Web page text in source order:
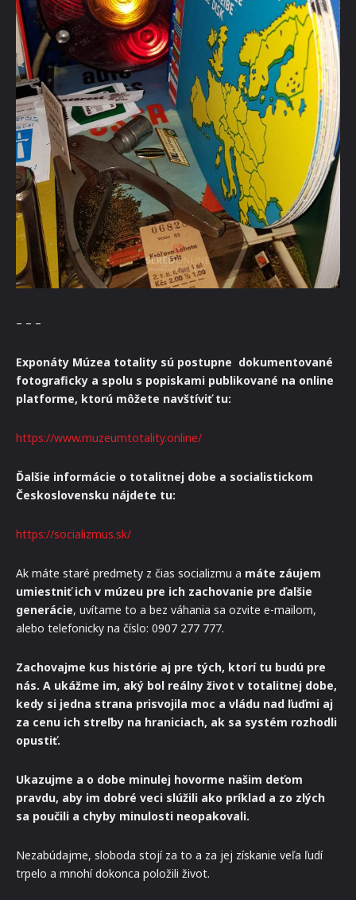
– – –
Exponáty Múzea totality sú postupne dokumentované
fotograficky a spolu s popiskami publikované na online
platforme, ktorú môžete navštíviť tu:
https://www.muzeumtotality.online/
Ďalšie informácie o totalitnej dobe a socialistickom
Československu nájdete tu:
https://socializmus.sk/
Ak máte staré predmety z čias socializmu a máte záujem
umiestniť ich v múzeu pre ich zachovanie pre ďalšie
generácie, uvítame to a bez váhania sa ozvite e-mailom,
alebo telefonicky na číslo: 0907 277 777.
Zachovajme kus histórie aj pre tých, ktorí tu budú pre
nás. A ukážme im, aký bol reálny život v totalitnej dobe,
kedy si jedna strana prisvojila moc a vládu nad ľuďmi aj
za cenu ich streľby na hraniciach, ak sa systém rozhodli
opustiť.
Ukazujme a o dobe minulej hovorme našim deťom
pravdu, aby im dobré veci slúžili ako príklad a zo zlých
sa poučili a chyby minulosti neopakovali.
Nezabúdajme, sloboda stojí za to a za jej získanie veľa ľudí
trpelo a mnohí dokonca položili život.